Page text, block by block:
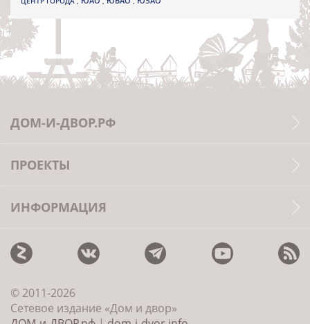
ДОМ-И-ДВОР.РФ
ПРОЕКТЫ
ИНФОРМАЦИЯ
© 2011-2026
Сетевое издание «Дом и двор»